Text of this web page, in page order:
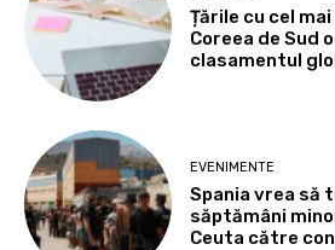
Țările cu cel
Coreea de Sud
clasamentul
EVENIMENTE
Spania vrea să
săptămâni
Ceuta către